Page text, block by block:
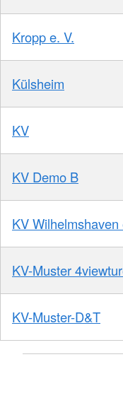
Kropp e. V.
Külsheim
KV
KV Demo B
KV Wilhelmshaven
KV-Muster
KV-Muster-D&T